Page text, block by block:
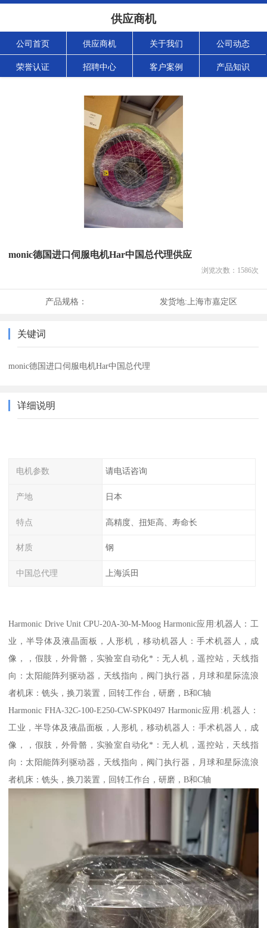
供应商机
公司首页 供应商机 关于我们 公司动态
荣誉认证 招聘中心 客户案例 产品知识
monic德国进口伺服电机Har中国总代理供应
浏览次数： 1586次
产品规格： 发货地: 上海市嘉定区
关键词
monic德国进口伺服电机Har中国总代理
详细说明
电机参数 请电话咨询
产地 日本
特点 高精度、扭矩高、寿命长
材质 钢
中国总代理 上海浜田
Harmonic Drive Unit CPU-20A-30-M-Moog Harmonic应用:机器人：工
业，半导体及液晶面板，人形机，移动机器人：手术机器人，成
像，，假肢，外骨骼，实验室自动化*：无人机，遥控站，天线指
向：太阳能阵列驱动器，天线指向，阀门执行器，月球和星际流浪
者机床：铣头，换刀装置，回转工作台，研磨，B和C轴
Harmonic FHA-32C-100-E250-CW-SPK0497 Harmonic应用:机器人：
工业，半导体及液晶面板，人形机，移动机器人：手术机器人，成
像，，假肢，外骨骼，实验室自动化*：无人机，遥控站，天线指
向：太阳能阵列驱动器，天线指向，阀门执行器，月球和星际流浪
者机床：铣头，换刀装置，回转工作台，研磨，B和C轴